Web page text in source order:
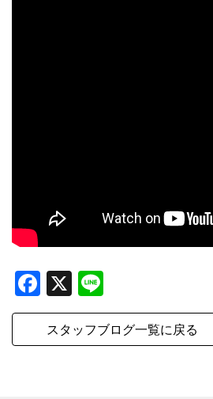
Facebook
X
スタッフブログ一覧に戻る